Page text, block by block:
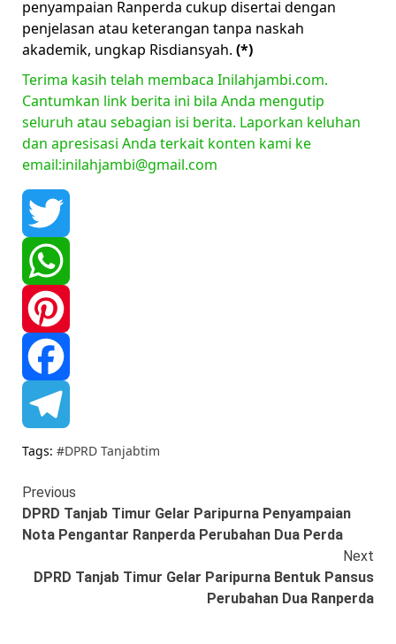
penyampaian Ranperda cukup disertai dengan
penjelasan atau keterangan tanpa naskah
akademik, ungkap Risdiansyah. (*)
Terima kasih telah membaca Inilahjambi.com.
Cantumkan link berita ini bila Anda mengutip
seluruh atau sebagian isi berita. Laporkan keluhan
dan apresisasi Anda terkait konten kami ke
email:inilahjambi@gmail.com
Twitter
WhatsApp
Pinterest
Facebook
Telegram
Tags: #DPRD Tanjabtim
Continue
Reading
Previous
DPRD Tanjab Timur Gelar Paripurna Penyampaian
Nota Pengantar Ranperda Perubahan Dua Perda
Next
DPRD Tanjab Timur Gelar Paripurna Bentuk Pansus
Perubahan Dua Ranperda